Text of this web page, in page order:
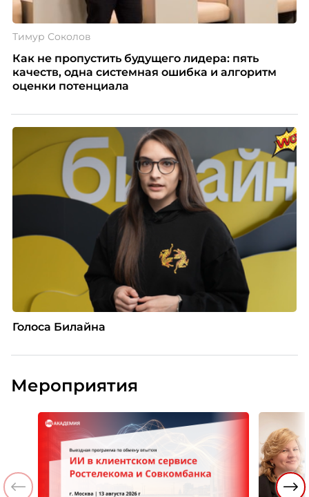
Тимур Соколов
Как не пропустить будущего лидера: пять
качеств, одна системная ошибка и алгоритм
оценки потенциала
Голоса Билайна
Мероприятия